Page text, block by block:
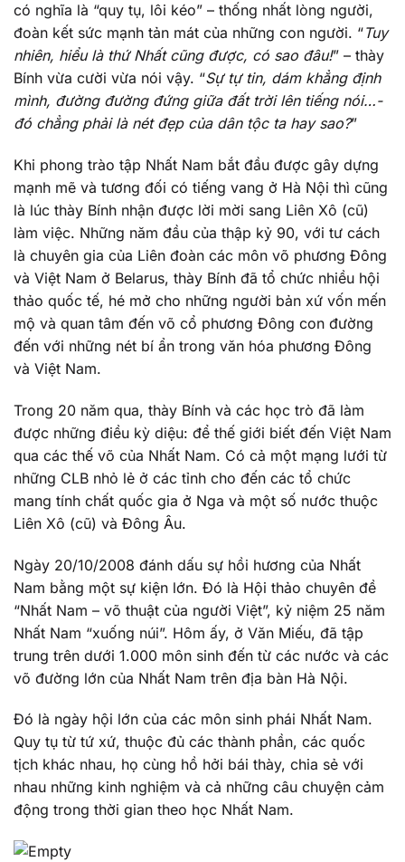
có nghĩa là “quy tụ, lôi kéo” – thống nhất lòng người,
đoàn kết sức mạnh tản mát của những con người. “Tuy
nhiên, hiểu là thứ Nhất cũng được, có sao đâu!” – thày
Bính vừa cười vừa nói vậy. “Sự tự tin, dám khẳng định
mình, đường đường đứng giữa đất trời lên tiếng nói…-
đó chẳng phải là nét đẹp của dân tộc ta hay sao?”
Khi phong trào tập Nhất Nam bắt đầu được gây dựng
mạnh mẽ và tương đối có tiếng vang ở Hà Nội thì cũng
là lúc thày Bính nhận được lời mời sang Liên Xô (cũ)
làm việc. Những năm đầu của thập kỷ 90, với tư cách
là chuyên gia của Liên đoàn các môn võ phương Đông
và Việt Nam ở Belarus, thày Bính đã tổ chức nhiều hội
thảo quốc tế, hé mở cho những người bản xứ vốn mến
mộ và quan tâm đến võ cổ phương Đông con đường
đến với những nét bí ẩn trong văn hóa phương Đông
và Việt Nam.
Trong 20 năm qua, thày Bính và các học trò đã làm
được những điều kỳ diệu: để thế giới biết đến Việt Nam
qua các thế võ của Nhất Nam. Có cả một mạng lưới từ
những CLB nhỏ lẻ ở các tỉnh cho đến các tổ chức
mang tính chất quốc gia ở Nga và một số nước thuộc
Liên Xô (cũ) và Đông Âu.
Ngày 20/10/2008 đánh dấu sự hồi hương của Nhất
Nam bằng một sự kiện lớn. Đó là Hội thảo chuyên đề
“Nhất Nam – võ thuật của người Việt”, kỷ niệm 25 năm
Nhất Nam “xuống núi”. Hôm ấy, ở Văn Miếu, đã tập
trung trên dưới 1.000 môn sinh đến từ các nước và các
võ đường lớn của Nhất Nam trên địa bàn Hà Nội.
Đó là ngày hội lớn của các môn sinh phái Nhất Nam.
Quy tụ từ tứ xứ, thuộc đủ các thành phần, các quốc
tịch khác nhau, họ cùng hồ hởi bái thày, chia sẻ với
nhau những kinh nghiệm và cả những câu chuyện cảm
động trong thời gian theo học Nhất Nam.